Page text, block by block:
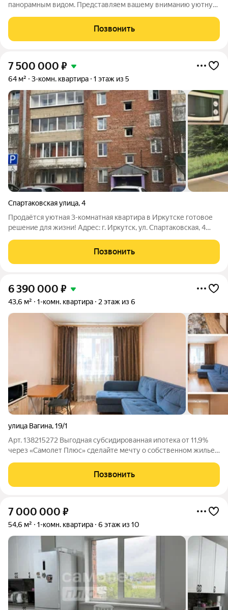
панорамным видом. Представляем вашему вниманию уютную
современного 16-этажного кирпично-монолитного дома. Это
идеальный вариант для тех, кто
Позвонить
7 500 000 ₽
64 м² 3-комн. квартира 1 этаж из 5
Спартаковская улица,4
Продаётся уютная 3-комнатная квартира в Иркутске готовое
решение для жизни! Адрес: г. Иркутск, ул. Спартаковская, 4
практичность и развитую инфраструктуру. О квартире: Общая
Позвонить
6 390 000 ₽
43,6 м² 1-комн. квартира 2 этаж из 6
улица Вагина,19/1
Арт. 138215272 Выгодная субсидированная ипотека от 11,9%
через «Самолет Плюс» сделайте мечту о собственном жилье
преимущества:Идеальное расположение: Тихий спальный
район всего в 10 минутах езды от
Позвонить
7 000 000 ₽
54,6 м² 1-комн. квартира 6 этаж из 10